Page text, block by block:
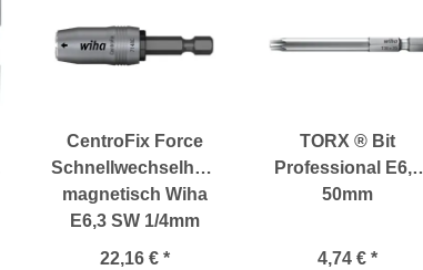
CentroFix Force
Schnellwechselhalter
magnetisch Wiha
E6,3 SW 1/4mm
22,16 € *
TORX ® Bit
Professional E6,3
50mm
4,74 € *